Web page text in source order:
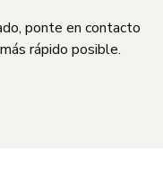
ponte en contacto
rápido posible.